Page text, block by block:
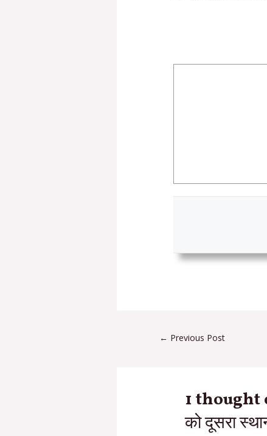
← Previous Post
1 thought
को दूसरा